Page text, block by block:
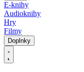
E-knihy
Audioknihy
Hry
Filmy
Doplnky